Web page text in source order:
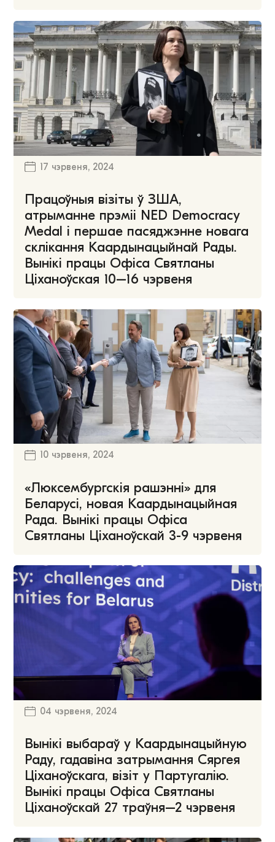
17 чэрвеня, 2024
Працоўныя візіты ў ЗША,
атрыманне прэміі NED Democracy
Medal і першае пасяджэнне новага
склікання Каардынацыйнай Рады.
Вынікі працы Офіса Святланы
Ціханоўская 10–16 чэрвеня
10 чэрвеня, 2024
«Люксембургскія рашэнні» для
Беларусі, новая Каардынацыйная
Рада. Вынікі працы Офіса
Святланы Ціханоўскай 3-9 чэрвеня
04 чэрвеня, 2024
Вынікі выбараў у Каардынацыйную
Раду, гадавіна затрымання Сяргея
Ціханоўскага, візіт у Партугалію.
Вынікі працы Офіса Святланы
Ціханоўскай 27 траўня–2 чэрвеня